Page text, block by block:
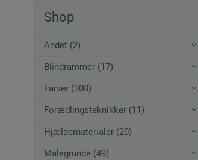
Shop
Andet (2)
Blindrammer (17)
Farver (308)
Forædlingsteknikker (11)
Hjælpematerialer (20)
Malegrunde (49)